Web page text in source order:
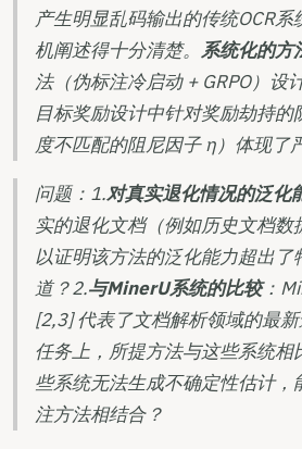
产生明显乱码输出的传统OCR
机阐述得十分清楚。 系统化的方
法（伪标注冷启动 + GRPO）设
目标奖励设计中针对奖励劫持的
度不匹配的阻尼因子 η）体现了
问题：1.对真实退化情况的泛化
实的退化文档（例如历史文档数
以证明该方法的泛化能力超出了
道？2.与MinerU系统的比较：
[2,3] 代表了文档解析领域的最
任务上，所提方法与这些系统相
些系统无法生成不确定性估计，
注方法相结合？